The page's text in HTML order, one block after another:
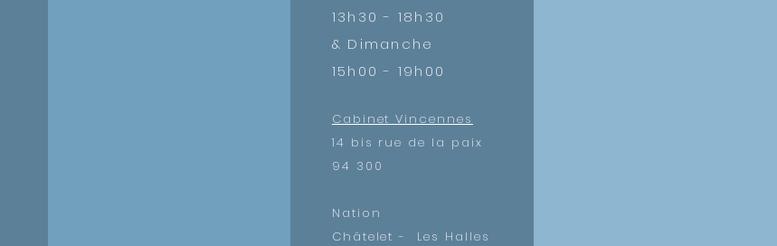
13h30 - 18h30
& Dimanche
15h00 - 19h00
Cabinet Vincennes
14 bis rue de la paix
94 300
Nation
Châtelet - Les Halles